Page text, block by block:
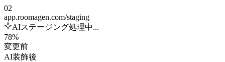
02
app.roomagen.com/staging
AIステージング処理中...
78%
変更前
AI装飾後